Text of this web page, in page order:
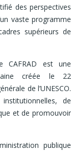
des perspectives
vaste programme
supérieurs de
CAFRAD est une
créée le 22
de l’UNESCO.
de
et de promouvoir
publique